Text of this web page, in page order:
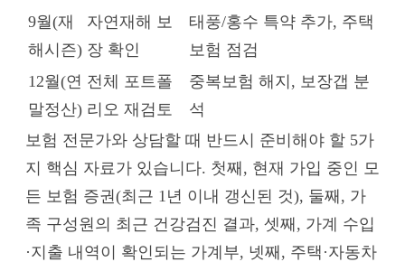
9월(재
해시즌)
자연재해 보
장 확인
태풍/홍수 특약 추가, 주택
보험 점검
12월(연
말정산)
전체 포트폴
리오 재검토
중복보험 해지, 보장갭 분
석
보험 전문가와 상담할 때 반드시 준비해야 할 5가
지 핵심 자료가 있습니다. 첫째, 현재 가입 중인 모
든 보험 증권(최근 1년 이내 갱신된 것), 둘째, 가
족 구성원의 최근 건강검진 결과, 셋째, 가계 수입
·지출 내역이 확인되는 가계부, 넷째, 주택·자동차